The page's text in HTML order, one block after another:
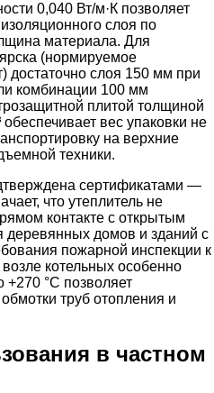
0,040 Вт/м·К позволяет
слоя по
материала. Для
(нормируемое
достаточно слоя 150 мм при
комбинации 100 мм
плитой толщиной
вес упаковки не
на верхние
техники.
сертификатами —
что утеплитель не
контакте с открытым
деревянных домов и зданий с
пожарной инспекции к
котельных особенно
+270 °С позволяет
труб отопления и
в частном